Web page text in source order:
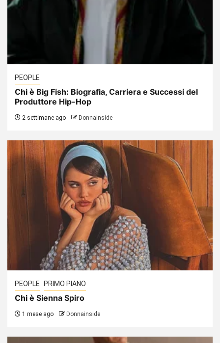
PEOPLE
Chi è Big Fish: Biografia, Carriera e Successi del
Produttore Hip-Hop
2 settimane ago Donnainside
PEOPLE PRIMO PIANO
Chi è Sienna Spiro
1 mese ago Donnainside